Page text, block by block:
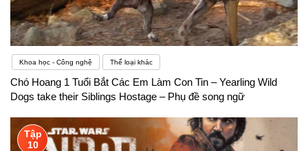
Khoa học - Công nghệ Thể loại khác
Chó Hoang 1 Tuổi Bắt Các Em Làm Con Tin – Yearling Wild
Dogs take their Siblings Hostage – Phụ đề song ngữ
Tập
10